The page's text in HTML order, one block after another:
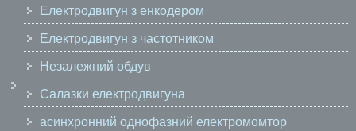
Електродвигун з енкодером
Електродвигун з частотником
Незалежний обдув
Салазки електродвигуна
асинхронний однофазний електромомтор